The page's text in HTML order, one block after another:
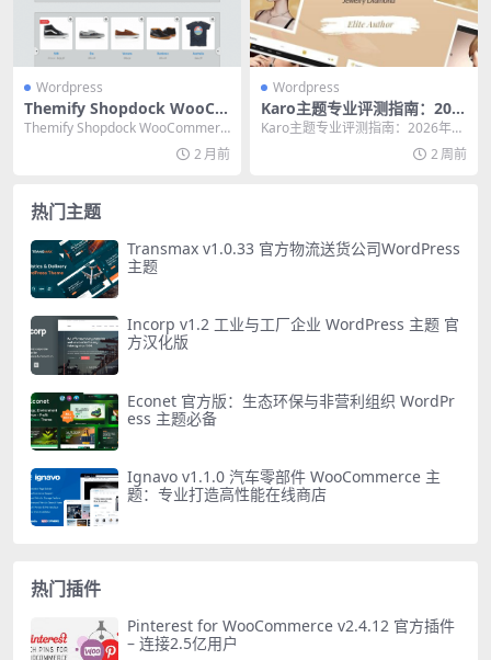
Wordpress
Themify Shopdock WooCo
mmerce主题：高效建站的终
极Ajax购物解决方案
Themify Shopdock WooCommerc
e主题：高效建站的终极Aj...
2 月前
Wordpress
Karo主题专业评测指南：202
6年高效建站的终极选择
Karo主题专业评测指南：2026年高
效建站的终极选择 核心提示：本文
2 周前
热门主题
Transmax v1.0.33 官方物流送货公司WordPress
主题
Incorp v1.2 工业与工厂企业 WordPress 主题 官
方汉化版
Econet 官方版：生态环保与非营利组织 WordPr
ess 主题必备
Ignavo v1.1.0 汽车零部件 WooCommerce 主
题：专业打造高性能在线商店
热门插件
Pinterest for WooCommerce v2.4.12 官方插件
– 连接2.5亿用户